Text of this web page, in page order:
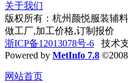
关于我们
版权所有：杭州颜悦服装辅
做工厂,加工价格,订制报价
浙ICP备12013078号-6 技术
Powered by MetInfo 7.8
网站首页